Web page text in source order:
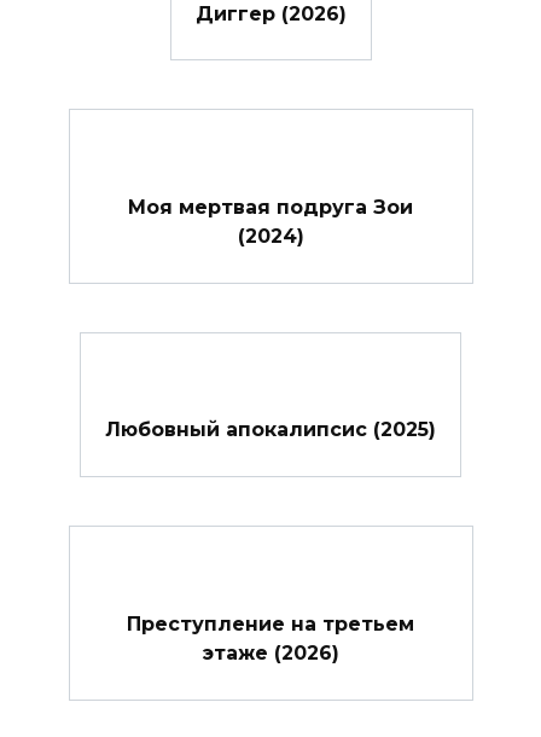
Диггер (2026)
Моя мертвая подруга Зои
(2024)
Любовный апокалипсис (2025)
Преступление на третьем
этаже (2026)